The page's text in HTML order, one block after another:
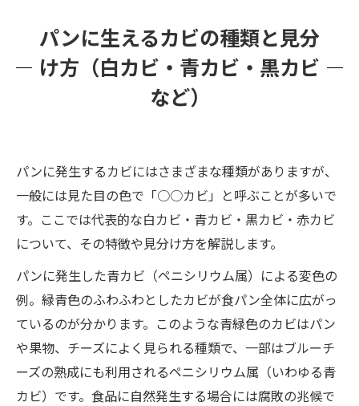
パンに生えるカビの種類と見分
け方（白カビ・青カビ・黒カビ
など）
パンに発生するカビにはさまざまな種類がありますが、
一般には見た目の色で「○○カビ」と呼ぶことが多いで
す。ここでは代表的な白カビ・青カビ・黒カビ・赤カビ
について、その特徴や見分け方を解説します。
パンに発生した青カビ（ペニシリウム属）による変色の
例。緑青色のふわふわとしたカビが食パン全体に広がっ
ているのが分かります。このような青緑色のカビはパン
や果物、チーズによく見られる種類で、一部はブルーチ
ーズの熟成にも利用されるペニシリウム属（いわゆる青
カビ）です。食品に自然発生する場合には腐敗の兆候で